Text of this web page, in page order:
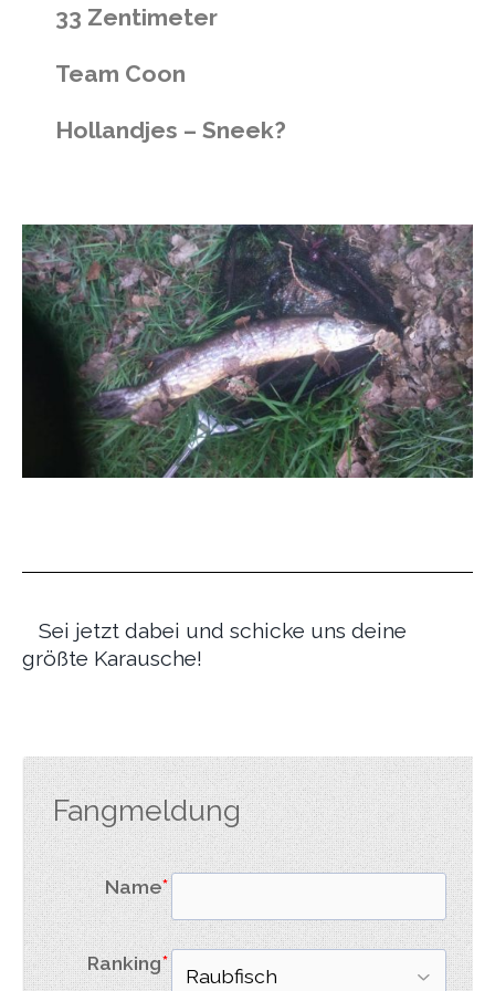
33 Zentimeter
Team Coon
Hollandjes – Sneek?
Sei jetzt dabei und schicke uns deine
größte Karausche!
Fangmeldung
Name
Ranking